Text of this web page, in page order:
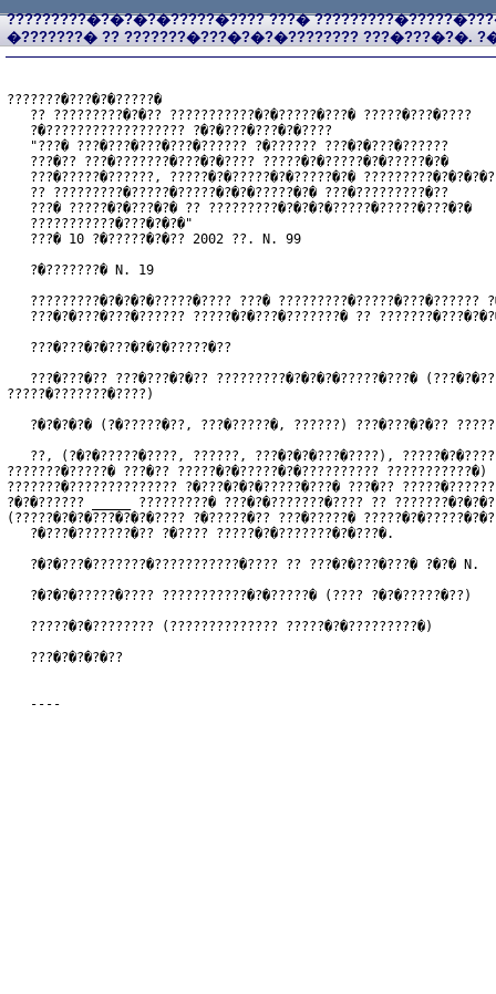
?????????�?�?�?�?????�???? ???�
�???????� ?? ???????�???�?�?�???????? ???�???�?�.
???????�???�?�?????�
?? ?????????�?�?? ???????????�?�?????�???� ?????�???�????
?�?????????????????? ?�?�???�???�?�????
"???� ???�???�???�???�?????? ?�?????? ???�?�???�??????
???�?? ???�???????�???�?�???? ?????�?�?????�?�?????�?�
???�?????�??????, ?????�?�?????�?�?????�?�
?? ?????????�?????�?????�?�?�?????�?� ???�?????????�??
???� ?????�?�???�?� ?? ?????????�?�?�?�?????�?????�???�?�
???????????�???�?�?�"
???� 10 ?�?????�?�?? 2002 ??. N. 99
?�???????� N. 19
?????????�?�?�?�?????�???? ???� ?????????�?????�???�??????
???�?�???�???�?????? ?????�?�???�???????� ??
???�???�?�???�?�?�?????�??
???�???�?? ???�???�?�?? ?????????�?�?�?�?????�???�
?????�???????�????)
?�?�?�?� (?�?????�??, ???�?????�, ??????) ???�???�?�??
??, (?�?�?????�????, ??????, ???�?�?�???�????),
???????�?????� ???�?? ?????�?�?????�?�??????????
???????�?????????????? ?�???�?�?�?????�???� ???�??
?�?�?????? _____ ?????????� ???�?�???????�???? ??
(?????�?�?�???�?�?�???? ?�?????�?? ???�?????�
?�???�???????�?? ?�???? ?????�?�???????�?�???�.
?�?�???�???????�???????????�???? ?? ???�?�???�???� ?�?� N.
?�?�?�?????�???? ???????????�?�?????� (???? ?�?�?????�??)
?????�?�???????? (?????????????? ?????�?�?????????�)
???�?�?�?�??